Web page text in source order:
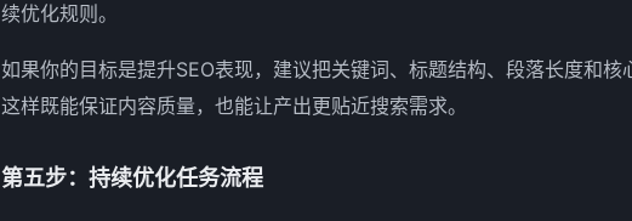
续优化规则。
如果你的目标是提升SEO表现，建议把关键词、标题结构、段落长度和核
这样既能保证内容质量，也能让产出更贴近搜索需求。
第五步：持续优化任务流程